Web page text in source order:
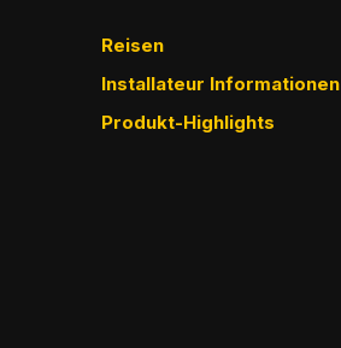
Reisen
Installateur Informationen
Produkt-Highlights